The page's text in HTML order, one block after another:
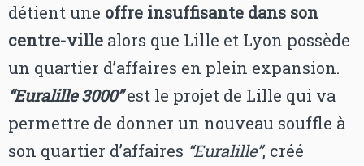
détient une offre insuffisante dans son
centre-ville alors que Lille et Lyon possède
un quartier d’affaires en plein expansion.
“Euralille 3000” est le projet de Lille qui va
permettre de donner un nouveau souffle à
son quartier d’affaires “Euralille”, créé